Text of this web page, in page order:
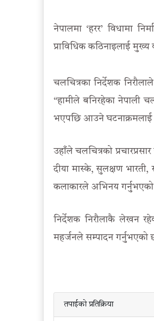
नेपालमा ‘हरर’ विधामा
प्राविधिक कठिनाइलाई
चलचित्रका निर्देशक
“हामीले बनिरहेका नेपाली
भएपछि आउने घटनाक्रमलाई
उहाँले चलचित्रको
दीया मास्के, सुलक्षण
कलाकारले अभिनय
निर्देशक निरौलाकै लेखन
महर्जनले सम्पादन गर्नुभएको
तपाईको प्रतिक्रिया